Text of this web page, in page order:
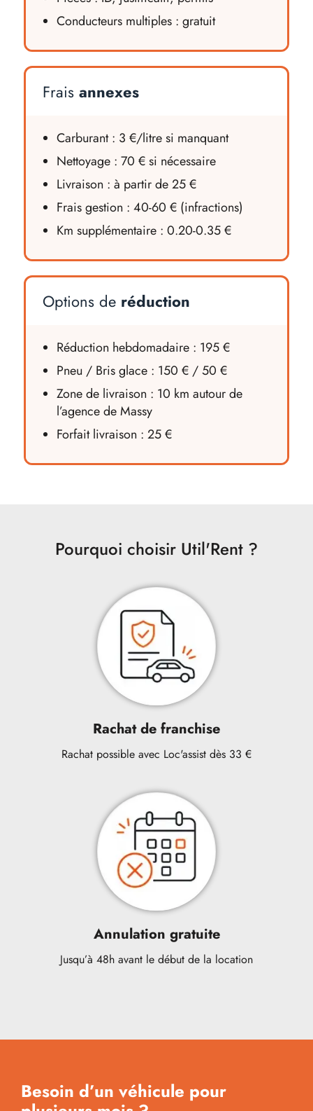
Conducteurs multiples : gratuit
Fraisannexes
Carburant : 3 €/litre si manquant
Nettoyage : 70 € si nécessaire
Livraison : à partir de 25 €
Frais gestion : 40-60 € (infractions)
Km supplémentaire : 0.20-0.35 €
Options de réduction
Réduction hebdomadaire : 195 €
Pneu / Bris glace : 150 € / 50 €
Zone de livraison : 10 km autour de
l’agence de Massy
Forfait livraison : 25 €
Pourquoi choisir Util'Rent ?
Rachat de franchise
Rachat possible avec Loc'assist dès 33 €
Annulation gratuite
Jusqu’à 48h avant le début de la location
Besoin d’un véhicule pour